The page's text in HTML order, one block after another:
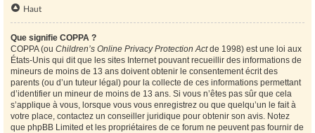
Haut
Que signifie COPPA ?
COPPA (ou Children’s Online Privacy Protection Actde 1998) est une loi aux
États-Unis qui dit que les sites Internet pouvant recueillir des informations de
mineurs de moins de 13 ans doivent obtenir le consentement écrit des
parents (ou d’un tuteur légal) pour la collecte de ces informations permettant
d’identifier un mineur de moins de 13 ans. Si vous n’êtes pas sûr que cela
s’applique à vous, lorsque vous vous enregistrez ou que quelqu’un le fait à
votre place, contactez un conseiller juridique pour obtenir son avis. Notez
que phpBB Limited et les propriétaires de ce forum ne peuvent pas fournir de